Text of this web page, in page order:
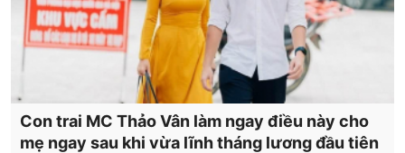
Con trai MC Thảo Vân làm ngay điều này cho
mẹ ngay sau khi vừa lĩnh tháng lương đầu tiên